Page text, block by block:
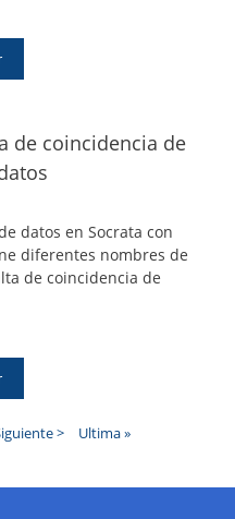
de coincidencia de
datos en Socrata con
diferentes nombres de
de coincidencia de
>
Última
Ultima »